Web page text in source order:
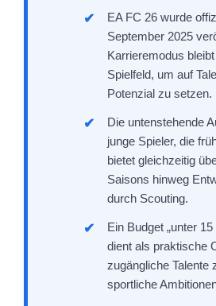
EA FC 26 wurde
September 2025
Karrieremodus
Spielfeld, um auf
Potenzial zu setzen.
Die untenstehende
junge Spieler, die
bietet gleichzeitig
Saisons hinweg
durch Scouting.
Ein Budget „unter
dient als praktische
zugängliche Talente
sportliche